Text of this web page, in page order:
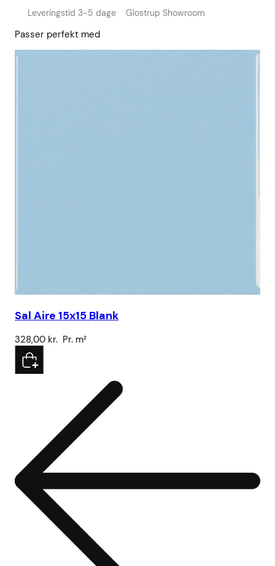
Leveringstid 3-5 dage
Glostrup Showroom
Passer perfekt med
Sal Aire 15x15 Blank
328,00 kr. Pr. m²